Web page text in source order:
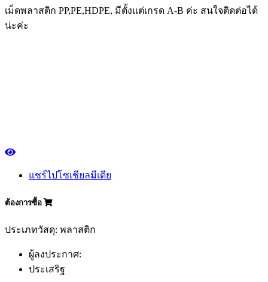
เม็ดพลาสติก PP,PE,HDPE, มีตั้งแต่เกรด A-B ค่ะ สนใจติดต่อได้
น่ะค่ะ
แชร์ไปโซเชียลมีเดีย
ต้องการซื้อ
ประเภทวัสดุ: พลาสติก
ผู้ลงประกาศ:
ประเสริฐ